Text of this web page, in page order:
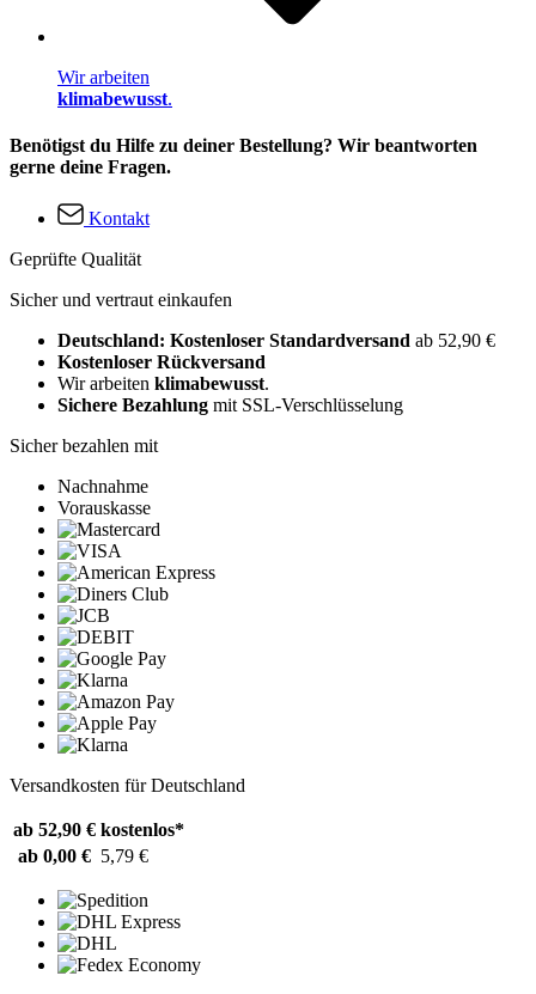
Wir arbeiten
klimabewusst.
Benötigst du Hilfe zu deiner Bestellung? Wir beantworten
gerne deine Fragen.
Kontakt
Geprüfte Qualität
Sicher und vertraut einkaufen
Deutschland: Kostenloser Standardversand ab 52,90 €
Kostenloser Rückversand
Wir arbeiten klimabewusst.
Sichere Bezahlung mit SSL-Verschlüsselung
Sicher bezahlen mit
Nachnahme
Vorauskasse
Versandkosten für Deutschland
ab 52,90 € kostenlos*
ab 0,00 € 5,79 €